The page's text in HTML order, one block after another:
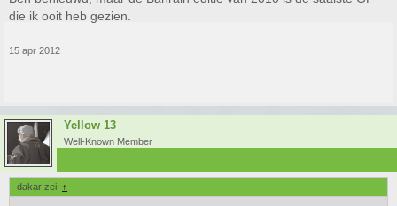
die ik ooit heb gezien.
15 apr 2012
Yellow 13
Well-Known Member
dakar zei: ↑